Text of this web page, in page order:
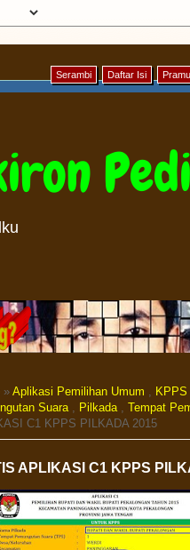
Serambi Daftar Isi
» Aplikasi Pemilihan Umum , KPPS
Suara, Pilkada, Tempat
C1 KPPS PILKADA 2015
APLIKASI C1 KPPS